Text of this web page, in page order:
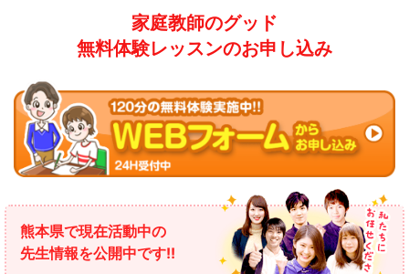
家庭教師のグッド
無料体験レッスンのお申し込み
熊本県で現在活動中の
先生情報を公開中です!!